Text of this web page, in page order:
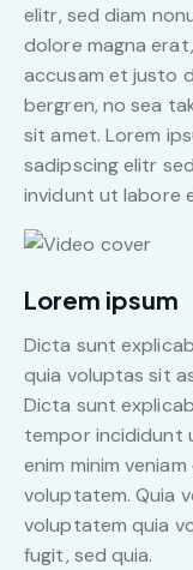
elitr, sed diam
dolore magna
accusam et justo
bergren, no sea
sit amet. Lorem
sadipscing elitr
invidunt ut labore
Lorem ipsum
Dicta sunt
quia voluptas sit
Dicta sunt
tempor incididunt
enim minim
voluptatem. Quia
voluptatem quia
fugit, sed quia.